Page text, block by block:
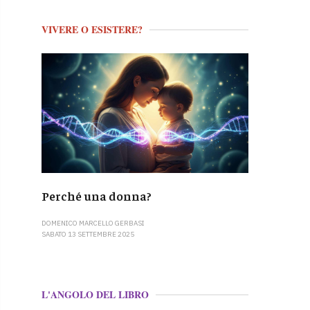
VIVERE O ESISTERE?
Perché una donna?
DOMENICO MARCELLO GERBASI
SABATO 13 SETTEMBRE 2025
L'ANGOLO DEL LIBRO